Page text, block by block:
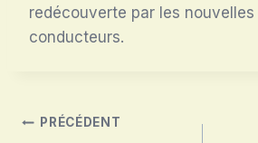
redécouverte par les
conducteurs.
Navigation
PRÉCÉDENT